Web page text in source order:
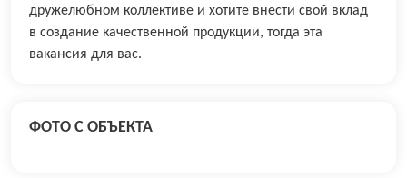
дружелюбном коллективе и хотите внести свой вклад
в создание качественной продукции, тогда эта
вакансия для вас.
ФОТО С ОБЪЕКТА